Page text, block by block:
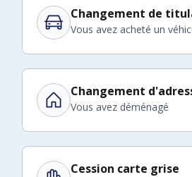
Changement de
Vous avez acheté un
Changement
Vous avez déménagé
Cession carte grise